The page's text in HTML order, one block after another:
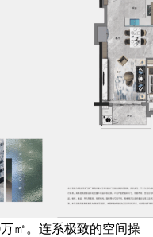
㎡。连系极致的空间操